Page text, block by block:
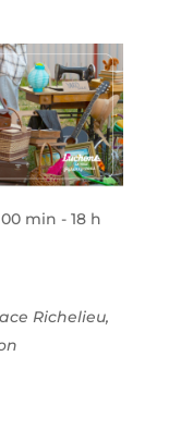
min -18 h
Richelieu,